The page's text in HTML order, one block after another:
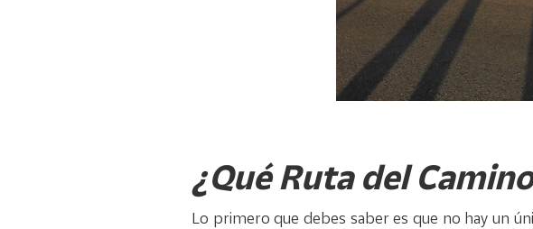
¿Qué Ruta del
Lo primero que debes saber es que no hay un